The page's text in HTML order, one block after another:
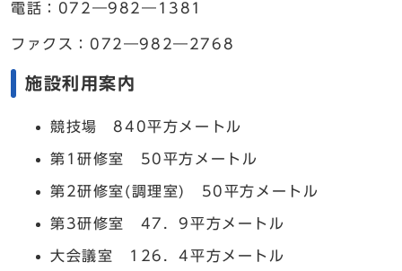
電話：072―982―1381
ファクス：072―982―2768
施設利用案内
競技場 840平方メートル
第1研修室 50平方メートル
第2研修室(調理室) 50平方メートル
第3研修室 47．9平方メートル
大会議室 126．4平方メートル